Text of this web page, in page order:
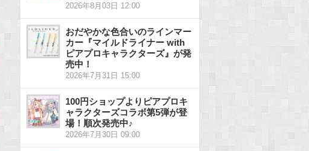
2026年8月03日 12:00
おだやかな色合いのラインマー
カー『マイルドライナー with
ピアプロキャラクターズ』が発
売中！
2026年7月31日 15:00
100円ショップよりピアプロキ
ャラクターズコラボ第5弾が登
場！順次発売中♪
2026年7月30日 09:00